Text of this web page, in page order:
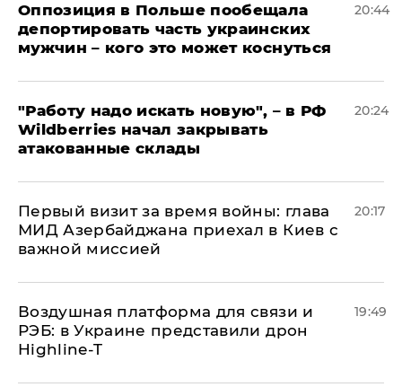
Оппозиция в Польше пообещала
депортировать часть украинских
мужчин – кого это может коснуться
20:44
"Работу надо искать новую", – в РФ
Wildberries начал закрывать
атакованные склады
20:24
Первый визит за время войны: глава
МИД Азербайджана приехал в Киев с
важной миссией
20:17
Воздушная платформа для связи и
РЭБ: в Украине представили дрон
Highline-T
19:49